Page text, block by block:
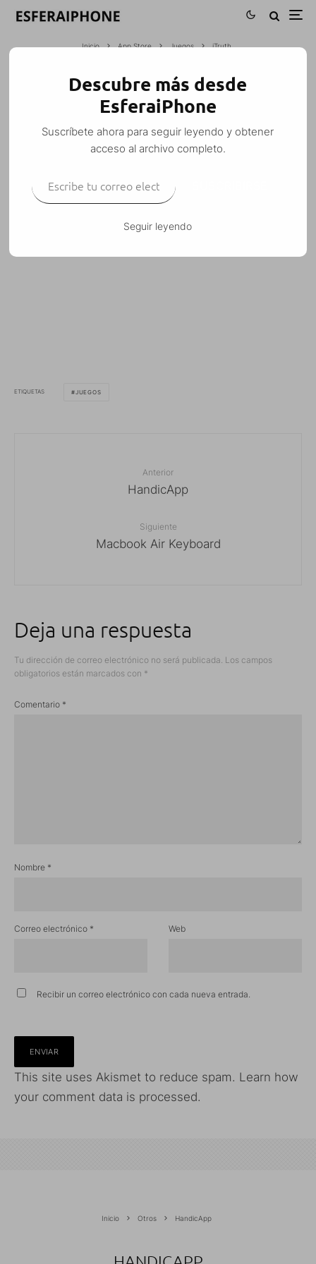
Inicio App Store Juegos iTruth
ITRUTH
Juegos · 24 junio, 2008 · 1 Minuto de lectura
Juego de «Verdad o hecho» en inglés.
ETIQUETAS JUEGOS
Anterior
HandicApp
Siguiente
Macbook Air Keyboard
Deja una respuesta
Tu dirección de correo electrónico no será publicada. Los campos
obligatorios están marcados con *
Comentario *
Nombre *
Correo electrónico * Web
Recibir un correo electrónico con cada nueva entrada.
This site uses Akismet to reduce spam. Learn how
your comment data is processed.
Inicio Otros HandicApp
Descubre más desde
EsferaiPhone
Suscríbete ahora para seguir leyendo y obtener
acceso al archivo completo.
Seguir leyendo